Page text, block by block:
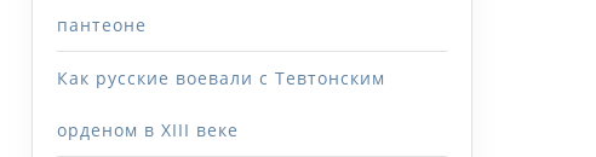
пантеоне
Как русские воевали с Тевтонским
орденом в XIII веке